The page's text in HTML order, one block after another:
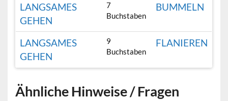
LANGSAMES
GEHEN
7
Buchstaben
BUMMELN
LANGSAMES
GEHEN
9
Buchstaben
FLANIEREN
Ähnliche Hinweise / Fragen